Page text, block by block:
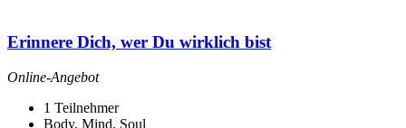
Erinnere Dich, wer Du wirklich bist
Online-Angebot
1 Teilnehmer
Body, Mind, Soul